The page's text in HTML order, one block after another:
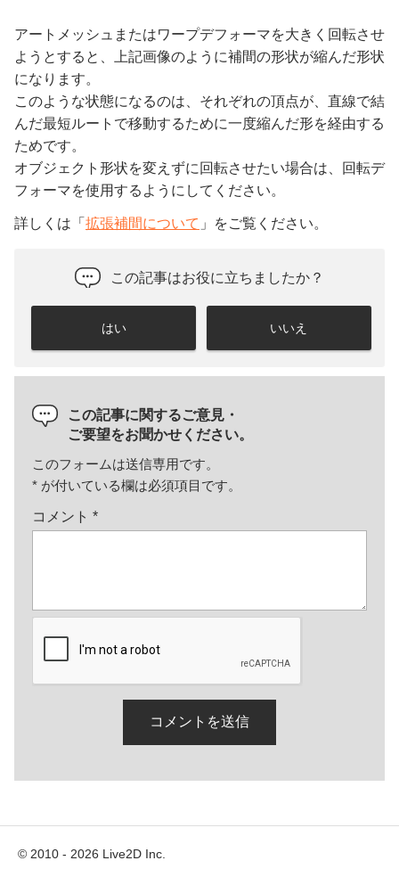
アートメッシュまたはワープデフォーマを大きく回転させ
ようとすると、上記画像のように補間の形状が縮んだ形状
になります。
このような状態になるのは、それぞれの頂点が、直線で結
んだ最短ルートで移動するために一度縮んだ形を経由する
ためです。
オブジェクト形状を変えずに回転させたい場合は、回転デ
フォーマを使用するようにしてください。
詳しくは「 拡張補間について 」をご覧ください。
この記事はお役に立ちましたか？
はい いいえ
この記事に関するご意見・
ご要望をお聞かせください。
このフォームは送信専用です。
* が付いている欄は必須項目です。
コメント *
© 2010 - 2026 Live2D Inc.